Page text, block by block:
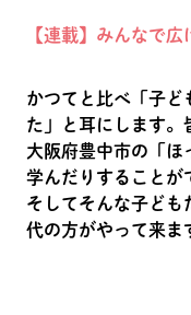
【連載】みんなで
かつてと比べ「子ど
た」と耳にします。
大阪府豊中市の「ほ
学んだりすることが
そしてそんな子ども
代の方がやって来ま